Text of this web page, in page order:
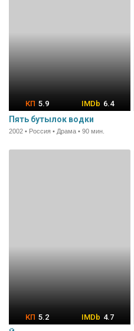
5.9 6.4
Пять бутылок водки
2002 • Россия • Драма • 90 мин.
5.2 4.7